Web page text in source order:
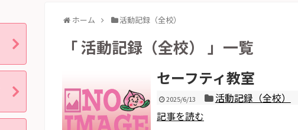
ホーム 活動記録（全校）
「 活動記録（全校） 」一覧
セーフティ教室
2025/6/13
活動記録（全校）
記事を読む